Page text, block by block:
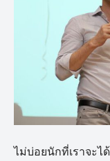
ไม่บ่อยนักที่เราจะ